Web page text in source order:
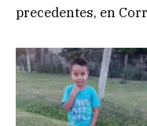
precedentes, en